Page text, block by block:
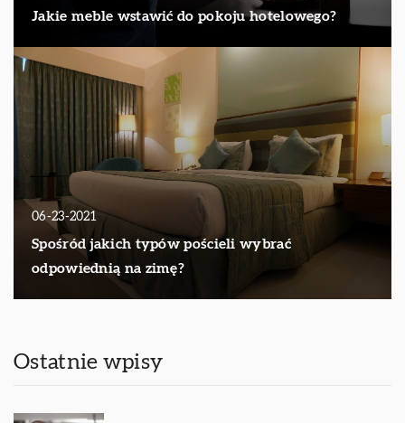
Jakie meble wstawić do pokoju hotelowego?
06-23-2021
Spośród jakich typów pościeli wybrać
odpowiednią na zimę?
Ostatnie wpisy